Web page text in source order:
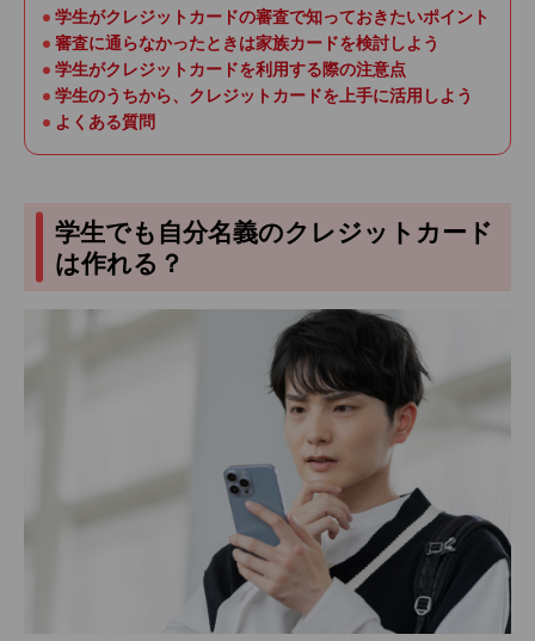
学生がクレジットカードの審査で知っておきたいポイント
審査に通らなかったときは家族カードを検討しよう
学生がクレジットカードを利用する際の注意点
学生のうちから、クレジットカードを上手に活用しよう
よくある質問
学生でも自分名義のクレジットカード
は作れる？